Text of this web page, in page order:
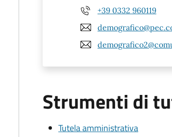
+39 0332 960119
Strumenti di
Tutela amministrativa